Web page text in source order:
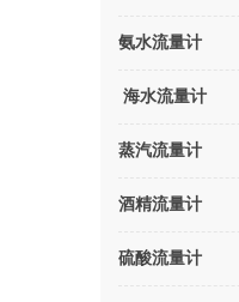
氨水流量计
海水流量计
蒸汽流量计
酒精流量计
硫酸流量计